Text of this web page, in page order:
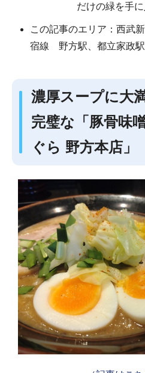
だけの緑を手に
この記事のエリア：西武
宿線 野方駅、都立家政
濃厚スープに大
完璧な「豚骨味
ぐら 野方本店」